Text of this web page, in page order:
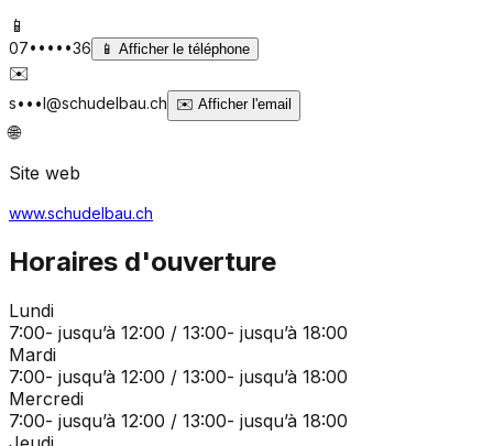
📱
07•••••36 📱 Afficher le téléphone
✉️
s•••l@schudelbau.ch ✉️ Afficher l'email
🌐
Site web
www.schudelbau.ch
Horaires d'ouverture
Lundi
7:00- jusqu’à 12:00 / 13:00- jusqu’à 18:00
Mardi
7:00- jusqu’à 12:00 / 13:00- jusqu’à 18:00
Mercredi
7:00- jusqu’à 12:00 / 13:00- jusqu’à 18:00